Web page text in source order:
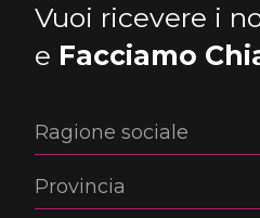
Vuoi ricevere i
e Facciamo